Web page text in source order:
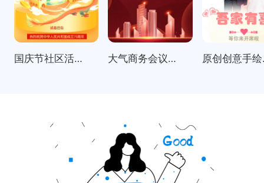
国庆节社区活动邀请函表彰大会 大气商务会议招商展会科技峰会邀请函 原创